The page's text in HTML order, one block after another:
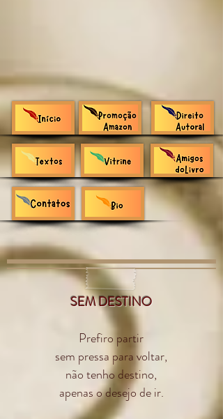
SEM DESTINO
Prefiro partir
sem pressa para voltar,
não tenho destino,
apenas o desejo de ir.